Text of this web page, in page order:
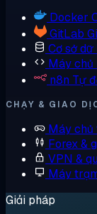
Docker
GitLab
Cơ sở dữ
Máy chủ
n8n Tự
CHẠY & GIAO
Máy chủ
Forex &
VPN &
Máy
Giải pháp